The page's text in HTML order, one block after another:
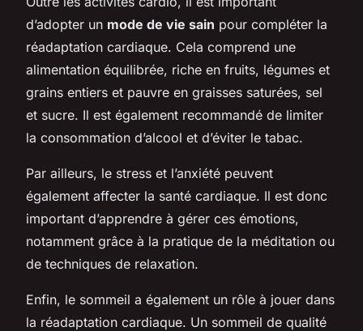
d’adopter un mode de vie sain pour compléter la
réadaptation cardiaque. Cela comprend une
alimentation équilibrée, riche en fruits, légumes et
grains entiers et pauvre en graisses saturées, sel
et sucre. Il est également recommandé de limiter
la consommation d’alcool et d’éviter le tabac.
Par ailleurs, le stress et l’anxiété peuvent
également affecter la santé cardiaque. Il est donc
important d’apprendre à gérer ces émotions,
notamment grâce à la pratique de la méditation ou
de techniques de relaxation.
Enfin, le sommeil a également un rôle à jouer dans
la réadaptation cardiaque. Un sommeil de qualité